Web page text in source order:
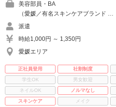
美容部員・BA
（愛媛／有名スキンケアブランド …
派遣
時給1,000円 ～ 1,350円
愛媛エリア
正社員登用 社割制度
学生OK
男女歓迎
ネイルOK
ノルマなし
スキンケア
メイク